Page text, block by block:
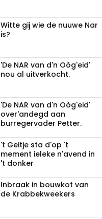
Witte gij wie de nuuwe Nar
is?
'De NAR van d'n Oòg'eid'
nou al uitverkocht.
'De NAR van d'n Oòg'eid'
over'andegd aan
burregervader Petter.
't Geitje sta d'op 't
mement ieleke n'avend in
't donker
Inbraak in bouwkot van
de Krabbekweekers